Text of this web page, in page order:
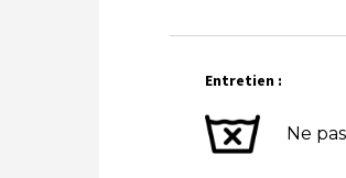
Entretien :
Ne